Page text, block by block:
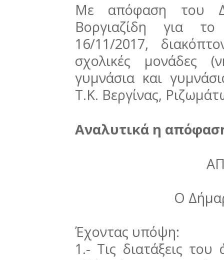
Με απόφαση του
Βοργιαζίδη για
16/11/2017,
σχολικές μονάδες
γυμνάσια και
Τ.Κ. Βεργίνας,
Αναλυτικά η
Ο
Έχοντας υπόψη:
1.- Τις διατάξεις